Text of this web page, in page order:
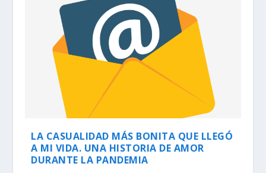
LA CASUALIDAD MÁS BONITA QUE LLEGÓ
A MI VIDA. UNA HISTORIA DE AMOR
DURANTE LA PANDEMIA